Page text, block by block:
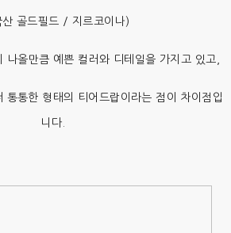
산 골드필드 / 지르코이나)
나올만큼 예쁜 컬러와 디테일을 가지고 있고,
통통한 형태의 티어드랍이라는 점이 차이점입
니다.